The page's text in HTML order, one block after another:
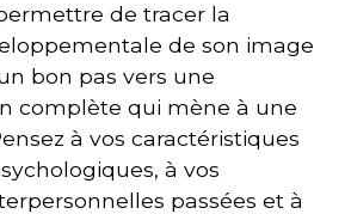
de tracer la
de son image
bon pas vers une
complète qui mène à une
à vos caractéristiques
à vos
passées et à